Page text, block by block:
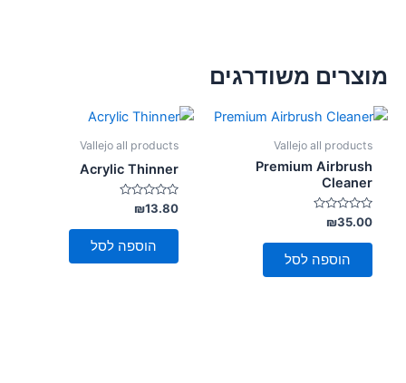
מוצרים משודרגים
Vallejo all products
Premium Airbrush
Cleaner
דורג
0
מתוך
₪35.00
הוספה לסל
Vallejo all products
Acrylic Thinner
דורג
0
מתוך
₪13.80
הוספה לסל